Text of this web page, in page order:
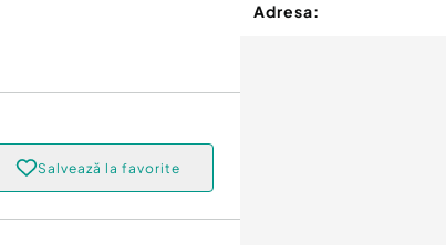
Salvează la favorite
Adresa: